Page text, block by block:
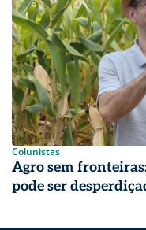
Colunistas
Agro sem
pode ser